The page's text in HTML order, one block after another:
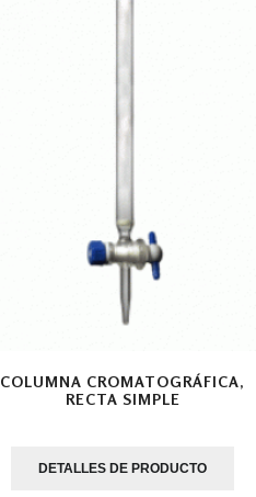
COLUMNA CROMATOGRÁFICA,
RECTA SIMPLE
DETALLES DE PRODUCTO